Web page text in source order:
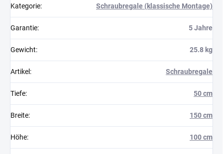
Kategorie: Schraubregale (klassische Montage)
Garantie: 5 Jahre
Gewicht: 25.8 kg
Artikel : Schraubregale
Tiefe: 50 cm
Breite: 150 cm
Höhe: 100 cm